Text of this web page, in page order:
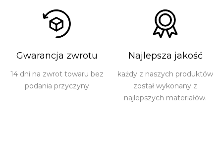
Gwarancja zwrotu
14 dni na zwrot towaru bez
podania przyczyny
Najlepsza jakość
każdy z naszych produktów
został wykonany z
najlepszych materiałów.